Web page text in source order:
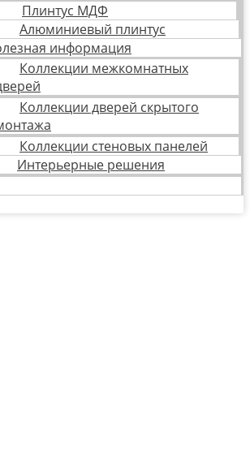
Плинтус МДФ
Алюминиевый плинтус
информация
Коллекции межкомнатных
Коллекции дверей скрытого
Коллекции стеновых панелей
Интерьерные решения